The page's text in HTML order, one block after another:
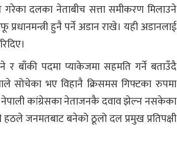
गरेका दलका नेताबीच सत्ता समीकरण मिलाउने
हुनै पर्ने अडान राखे। यही अडानलाई
र बाँकी पदमा प्याकेजमा सहमति गर्ने बताउँदै
सोचेका भए विहानै क्रिसमस गिफ्टका रुपमा
नेपाली कांग्रेसका नेताजनकै दवाव झेल्न नसकेका
जनमतबाट बनेको ठूलो दल प्रमुख प्रतिपक्षी